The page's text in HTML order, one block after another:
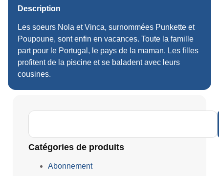
Description
Les soeurs Nola et Vinca, surnommées Punkette et
Poupoune, sont enfin en vacances. Toute la famille
part pour le Portugal, le pays de la maman. Les filles
profitent de la piscine et se baladent avec leurs
cousines.
Catégories de produits
Abonnement